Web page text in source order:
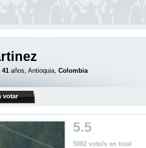
41 años, Antioquia, Colombia
votar
5.5
5082 voto/s en total